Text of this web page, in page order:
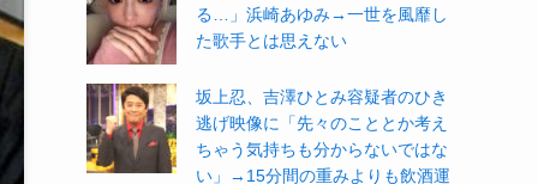
る…」浜崎あゆみ→一世を風靡し
た歌手とは思えない
坂上忍、吉澤ひとみ容疑者のひき
逃げ映像に「先々のこととか考え
ちゃう気持ちも分からないではな
い」→15分間の重みよりも飲酒運